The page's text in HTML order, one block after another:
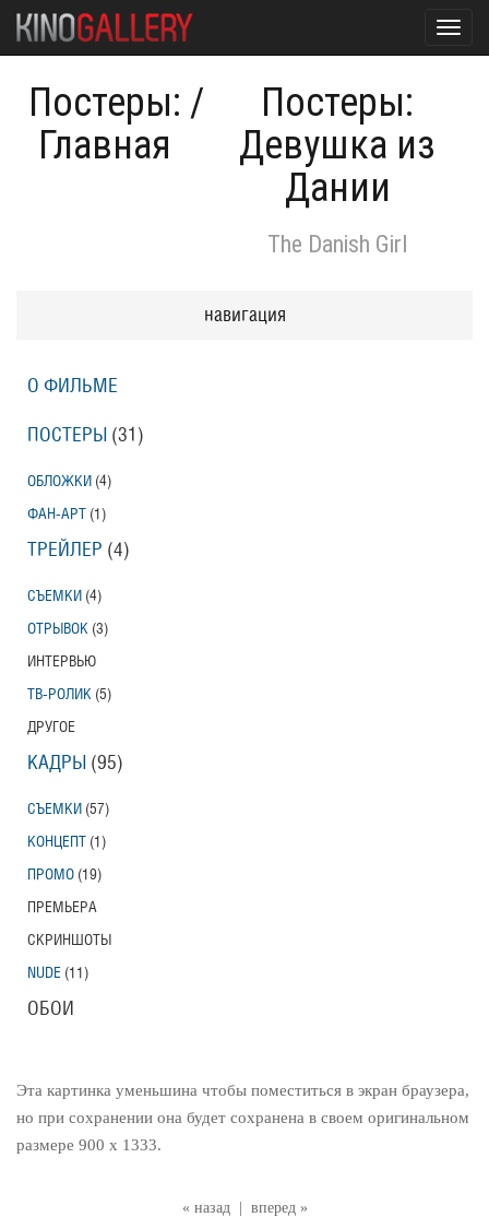
Постеры:
Главная
/
Постеры:
Девушка из
Дании
The Danish Girl
« назад
вперед »
Эта картинка уменьшина чтобы поместиться в экран браузера,
но при сохранении она будет сохранена в своем оригинальном
размере 900 x 1333.
навигация
О ФИЛЬМЕ
ПОСТЕРЫ (31)
ОБЛОЖКИ (4)
ФАН-АРТ (1)
ТРЕЙЛЕР (4)
СЪЕМКИ (4)
ОТРЫВОК (3)
ИНТЕРВЬЮ
ТВ-РОЛИК (5)
ДРУГОЕ
КАДРЫ (95)
СЪЕМКИ (57)
КОНЦЕПТ (1)
ПРОМО (19)
ПРЕМЬЕРА
СКРИНШОТЫ
NUDE (11)
ОБОИ